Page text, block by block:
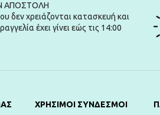
ΑΠΟΣΤΟΛΗ
δεν χρειάζονται κατασκευή και
έχει γίνει εώς τις 14:00
ΧΡΗΣΙΜΟΙ ΣΥΝΔΕΣΜΟΙ